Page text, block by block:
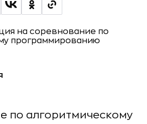
по алгоритмическому